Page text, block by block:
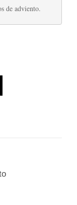
de adviento.
cantidad